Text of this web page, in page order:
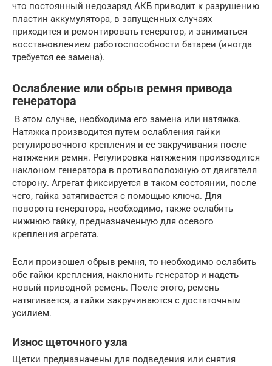
что постоянный недозаряд АКБ приводит к разрушению
пластин аккумулятора, в запущенных случаях
приходится и ремонтировать генератор, и заниматься
восстановлением работоспособности батареи (иногда
требуется ее замена).
Ослабление или обрыв ремня привода
генератора
В этом случае, необходима его замена или натяжка.
Натяжка производится путем ослабления гайки
регулировочного крепления и ее закручивания после
натяжения ремня. Регулировка натяжения производится
наклоном генератора в противоположную от двигателя
сторону. Агрегат фиксируется в таком состоянии, после
чего, гайка затягивается с помощью ключа. Для
поворота генератора, необходимо, также ослабить
нижнюю гайку, предназначенную для осевого
крепления агрегата.
Если произошел обрыв ремня, то необходимо ослабить
обе гайки крепления, наклонить генератор и надеть
новый приводной ремень. После этого, ремень
натягивается, а гайки закручиваются с достаточным
усилием.
Износ щеточного узла
Щетки предназначены для подведения или снятия